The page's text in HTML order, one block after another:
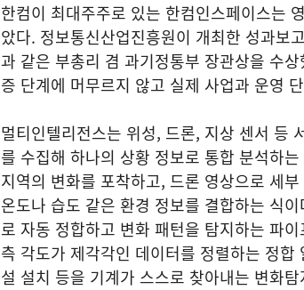
한컴이 최대주주로 있는 한컴인스페이스는
았다. 정보통신산업진흥원이 개최한 성과보
과 같은 부총리 겸 과기정통부 장관상을 수
증 단계에 머무르지 않고 실제 사업과 운영
멀티인텔리전스는 위성, 드론, 지상 센서 등
를 수집해 하나의 상황 정보로 통합 분석하
지역의 변화를 포착하고, 드론 영상으로 세
온도나 습도 같은 환경 정보를 결합하는 식
로 자동 정합하고 변화 패턴을 탐지하는 파
측 각도가 제각각인 데이터를 정렬하는 정
설 설치 등을 기계가 스스로 찾아내는 변화